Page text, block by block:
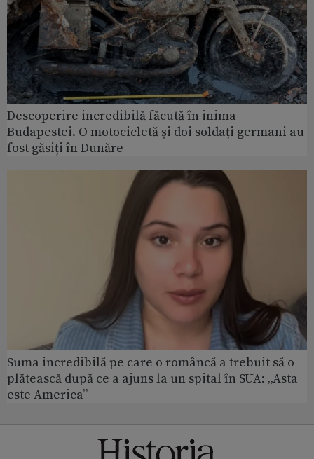
Descoperire incredibilă făcută în inima
Budapestei. O motocicletă și doi soldați germani au
fost găsiți în Dunăre
Suma incredibilă pe care o româncă a trebuit să o
plătească după ce a ajuns la un spital în SUA: „Asta
este America”